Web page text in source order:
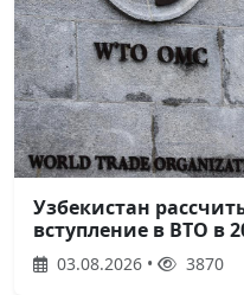
Узбекистан
вступление в ВТО в
03.08.2026 • 3870